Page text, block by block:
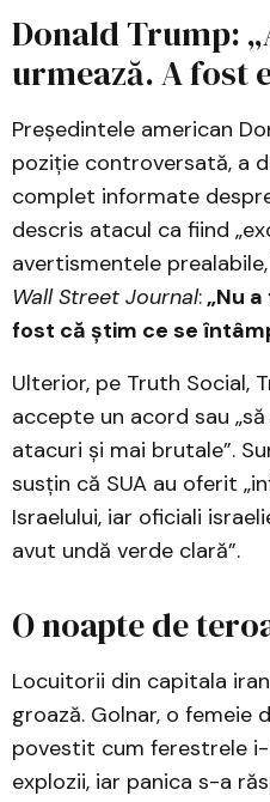
Donald Trump:
urmează. A fost
Președintele american
poziție controversată, a
complet informate
descris atacul ca fiind
avertismentele
Wall Street Journal: „Nu
fost că știm ce se
Ulterior, pe Truth Social,
accepte un acord sau
atacuri și mai brutale”.
susțin că SUA au oferit
Israelului, iar oficiali
avut undă verde clară”.
O noapte de
Locuitorii din capitala
groază. Golnar, o femeie
povestit cum ferestrele
explozii, iar panica s-a